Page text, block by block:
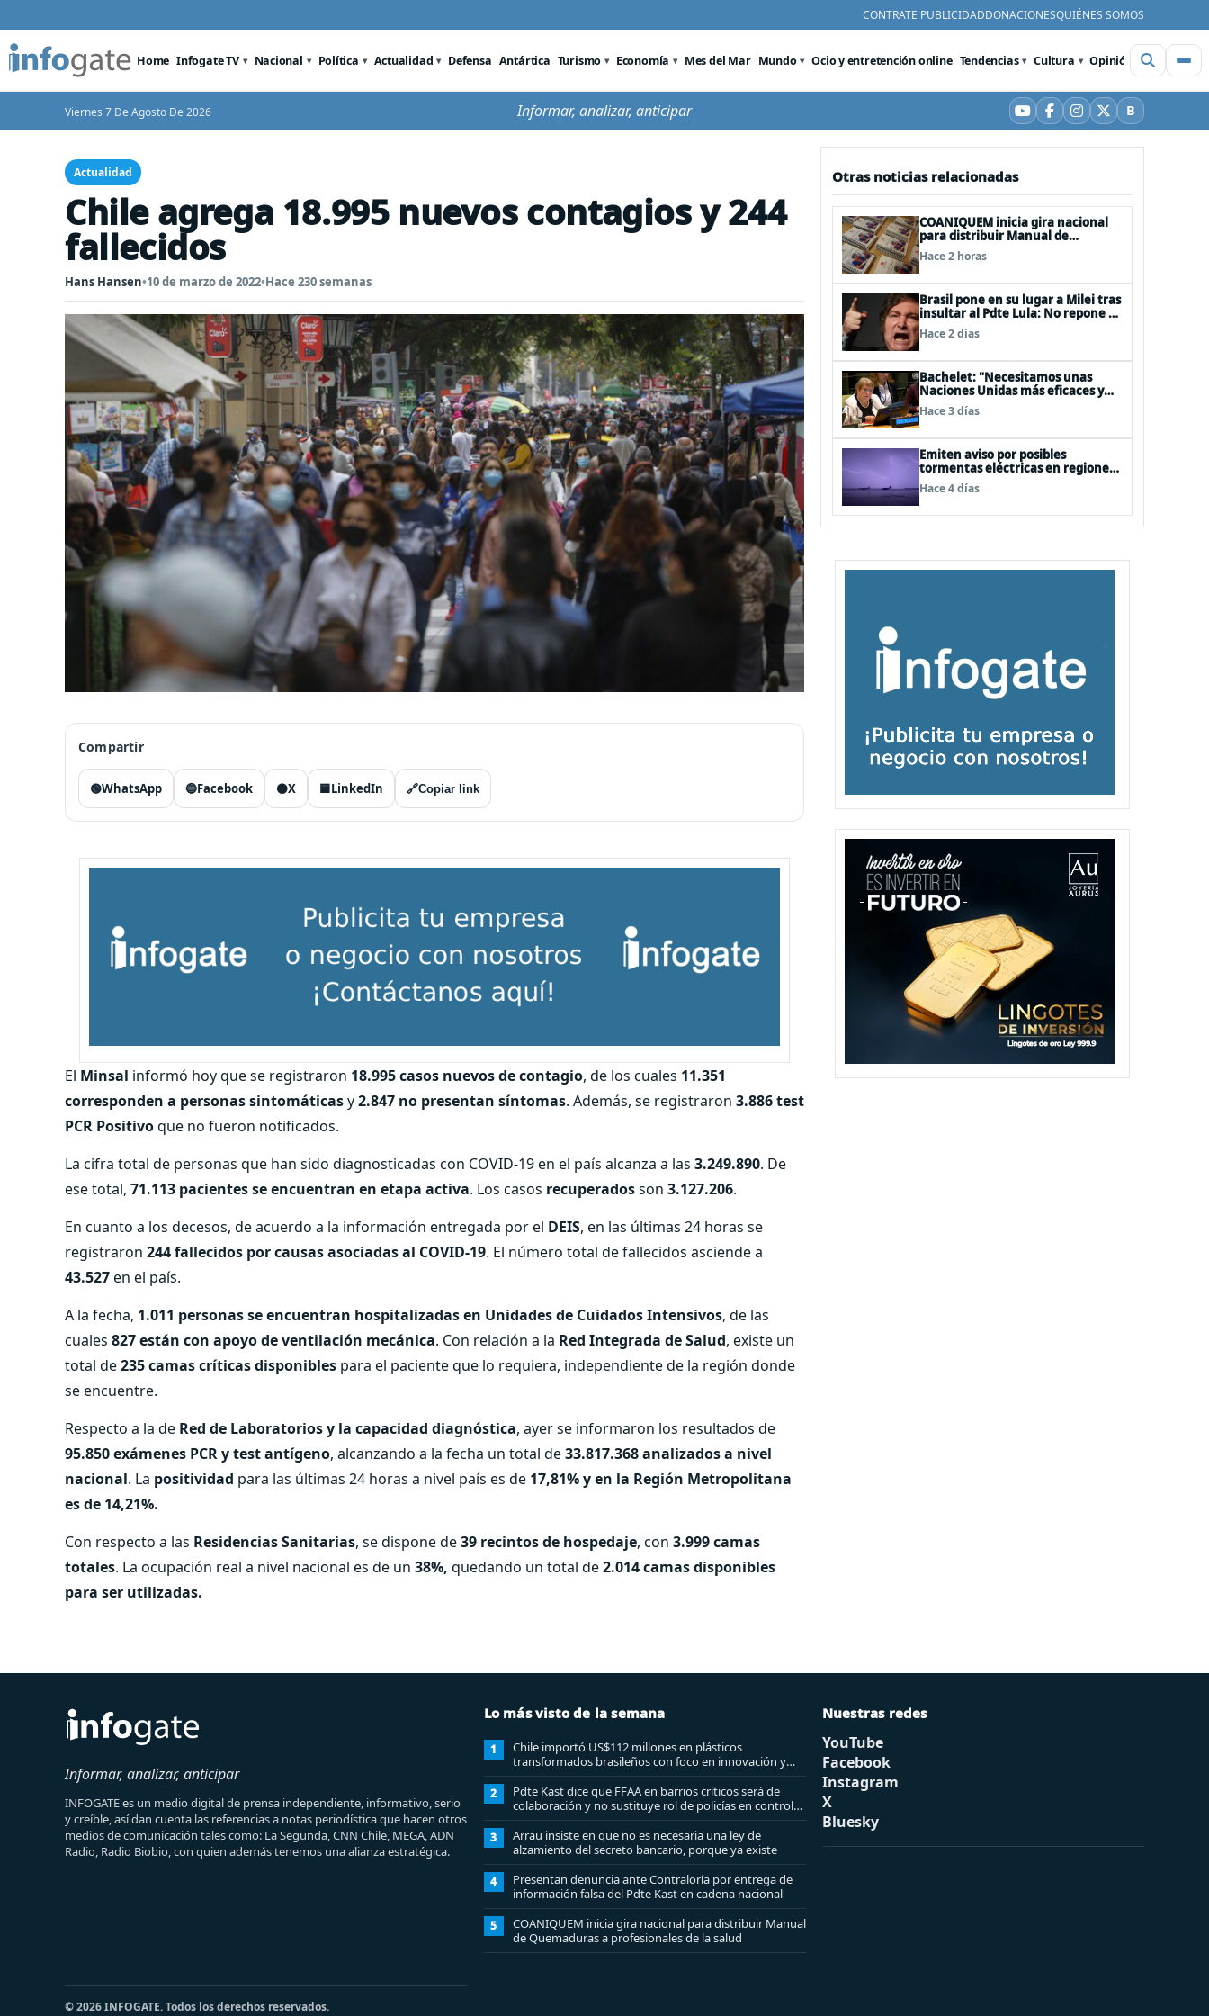
CONTRATE PUBLICIDADDONACIONESQUIÉNES SOMOS
Home Infogate TV Nacional Política Actualidad Defensa Antártica Turismo Economía Mes del Mar Mundo Ocio y entretención online Tendencias Cultura Opinión Videos
Viernes 7 De Agosto De 2026 Informar, analizar, anticipar YouTube
Facebook
Instagram
X BBluesky
Actualidad
Chile agrega 18.995 nuevos contagios y 244
fallecidos
Hans Hansen•10 de marzo de 2022•Hace 230 semanas
Compartir
🟢WhatsApp 🔵Facebook ⚫X 🟦LinkedIn 🔗Copiar link
El Minsal informó hoy que se registraron 18.995 casos nuevos de contagio, de los cuales 11.351
corresponden a personas sintomáticasy2.847 no presentan síntomas. Además, se registraron 3.886 test
PCR Positivoque no fueron notificados.
La cifra total de personas que han sido diagnosticadas con COVID-19 en el país alcanza a las 3.249.890. De
ese total, 71.113 pacientes se encuentran en etapa activa. Los casos recuperadosson 3.127.206.
En cuanto a los decesos, de acuerdo a la información entregada por el DEIS, en las últimas 24 horas se
registraron 244 fallecidos por causas asociadas al COVID-19. El número total de fallecidos asciende a
43.527en el país.
A la fecha, 1.011 personas se encuentran hospitalizadas en Unidades de Cuidados Intensivos, de las
cuales 827 están con apoyo de ventilación mecánica. Con relación a la Red Integrada de Salud, existe un
total de235 camas críticas disponibles para el paciente que lo requiera, independiente de la región donde
se encuentre.
Respecto a la de Red de Laboratorios y la capacidad diagnóstica, ayer se informaron los resultados de
95.850 exámenes PCR y test antígeno, alcanzando a la fecha un total de33.817.368 analizados a nivel
nacional. La positividad para las últimas 24 horas a nivel país es de 17,81% y en la Región Metropolitana
es de 14,21%.
Con respecto a las Residencias Sanitarias, se dispone de39 recintos de hospedaje, con 3.999 camas
totales. La ocupación real a nivel nacional es de un 38%, quedando un total de2.014 camas disponibles
para ser utilizadas.
Otras noticias relacionadas
COANIQUEM inicia gira nacional
para distribuir Manual de
Quemaduras a profesionales de la
salud
Hace 2 horas
Brasil pone en su lugar a Milei tras
insultar al Pdte Lula: No repone al
embajador en BBSS y rebaja la
relación bilateral
Hace 2 días
Bachelet: "Necesitamos unas
Naciones Unidas más eficaces y
cercanas a las personas"
Hace 3 días
Emiten aviso por posibles
tormentas eléctricas en regiones
de Los Lagos y Aysén
Hace 4 días
Informar, analizar, anticipar
INFOGATE es un medio digital de prensa independiente, informativo, serio
y creíble, así dan cuenta las referencias a notas periodística que hacen otros
medios de comunicación tales como: La Segunda, CNN Chile, MEGA, ADN
Radio, Radio Biobio, con quien además tenemos una alianza estratégica.
Lo más visto de la semana
1
Chile importó US$112 millones en plásticos
transformados brasileños con foco en innovación y
sostenibilidad
2
Pdte Kast dice que FFAA en barrios críticos será de
colaboración y no sustituye rol de policías en control
del orden público
3
Arrau insiste en que no es necesaria una ley de
alzamiento del secreto bancario, porque ya existe
4
Presentan denuncia ante Contraloría por entrega de
información falsa del Pdte Kast en cadena nacional
5
COANIQUEM inicia gira nacional para distribuir Manual
de Quemaduras a profesionales de la salud
Nuestras redes
YouTube
Facebook
Instagram
X
Bluesky
© 2026 INFOGATE. Todos los derechos reservados.